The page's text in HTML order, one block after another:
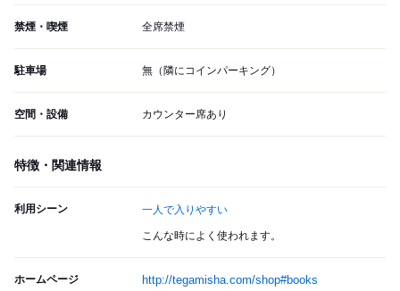
禁煙・喫煙 全席禁煙
駐車場 無（隣にコインパーキング）
空間・設備 カウンター席あり
特徴・関連情報
利用シーン 一人で入りやすい
こんな時によく使われます。
ホームページ http://tegamisha.com/shop#books